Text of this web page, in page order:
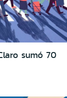
sumó 70